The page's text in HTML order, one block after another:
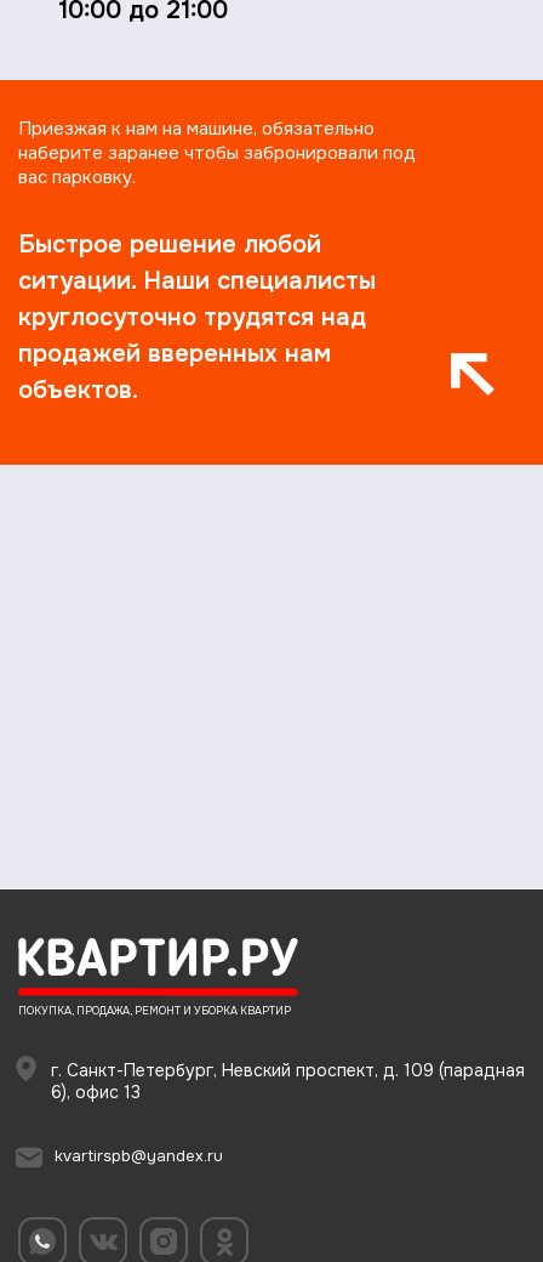
10:00 до 21:00
Приезжая к нам на машине, обязательно
наберите заранее чтобы забронировали под
вас парковку.
Быстрое решение любой
ситуации. Наши специалисты
круглосуточно трудятся над
продажей вверенных нам
объектов.
ПОКУПКА, ПРОДАЖА, РЕМОНТ И УБОРКА КВАРТИР
г. Санкт-Петербург, Невский проспект, д. 109 (парадная
6), офис 13
kvartirspb@yandex.ru